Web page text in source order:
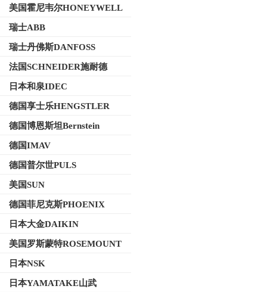
美国霍尼韦尔HONEYWELL
瑞士ABB
瑞士丹佛斯DANFOSS
法国SCHNEIDER施耐德
日本和泉IDEC
德国享士乐HENGSTLER
德国博恩斯坦Bernstein
德国IMAV
德国普尔世PULS
美国SUN
德国菲尼克斯PHOENIX
日本大金DAIKIN
美国罗斯蒙特ROSEMOUNT
日本NSK
日本YAMATAKE山武